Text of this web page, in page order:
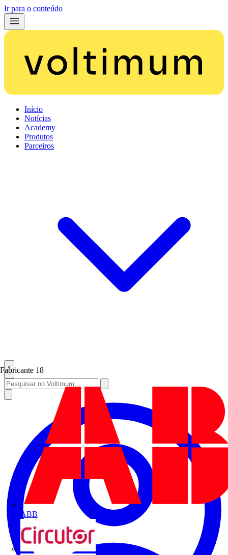
Ir para o conteúdo
Início
Notícias
Academy
Produtos
Parceiros
Fabricante 18
ABB
CIRCUTOR